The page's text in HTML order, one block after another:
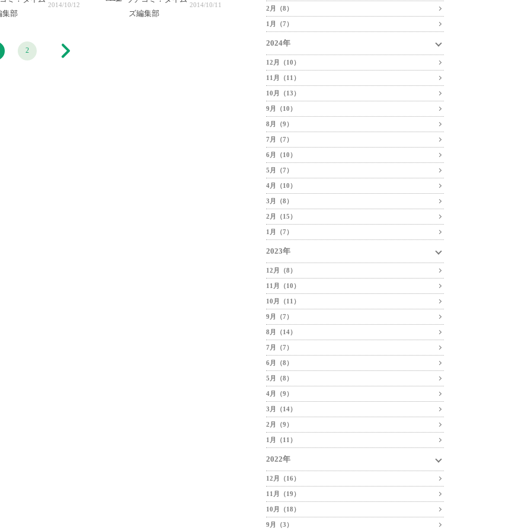
集部
2014/10/12
ズ編集部
2014/10/11
2
2月（8）
1月（7）
2024年
12月（10）
11月（11）
10月（13）
9月（10）
8月（9）
7月（7）
6月（10）
5月（7）
4月（10）
3月（8）
2月（15）
1月（7）
2023年
12月（8）
11月（10）
10月（11）
9月（7）
8月（14）
7月（7）
6月（8）
5月（8）
4月（9）
3月（14）
2月（9）
1月（11）
2022年
12月（16）
11月（19）
10月（18）
9月（3）